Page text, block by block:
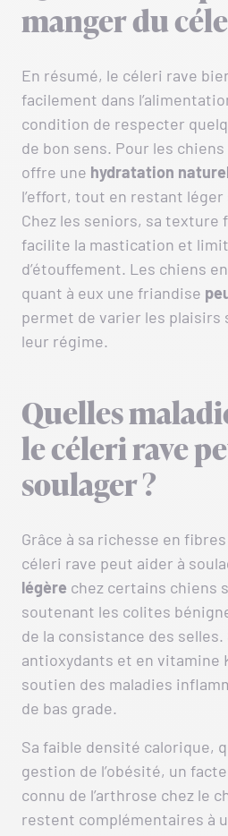
manger du
En résumé, le céleri rave
facilement dans
condition de respecter
de bon sens. Pour les
offre une hydratation
l’effort, tout en restant
Chez les seniors, sa texture
facilite la mastication et
d’étouffement. Les chiens
quant à eux une friandise
permet de varier les plaisirs
leur régime.
Quelles
le céleri rave
soulager ?
Grâce à sa richesse en
céleri rave peut aider à
légère chez certains chiens
soutenant les colites
de la consistance des
antioxydants et en vitamine
soutien des maladies
de bas grade.
Sa faible densité calorique,
gestion de l’obésité, un
connu de l’arthrose chez le
restent complémentaires à